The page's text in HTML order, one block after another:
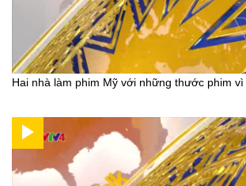
Hai nhà làm phim Mỹ với những thước phim